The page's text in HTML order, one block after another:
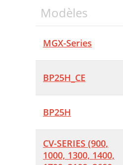
Modèles
MGX-Series
BP25H_CE
BP25H
CV-SERIES (900,
1000, 1300, 1400,